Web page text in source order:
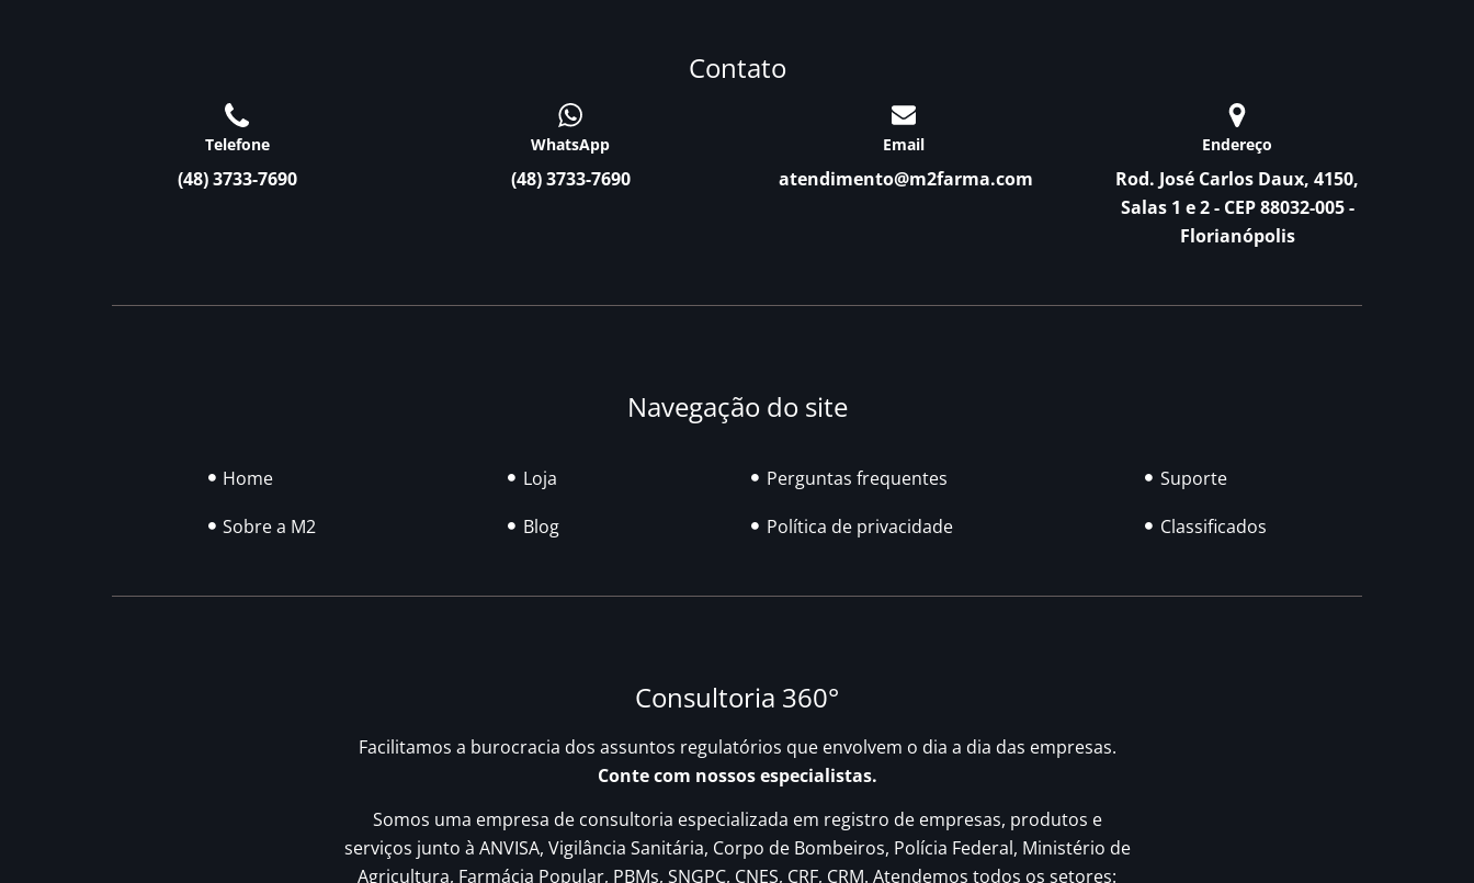
Contato
Telefone
(48) 3733-7690
WhatsApp
(48) 3733-7690
Email
atendimento@m2farma.com
Endereço
Rod. José Carlos Daux, 4150,
Salas 1 e 2 - CEP 88032-005 -
Florianópolis
Navegação do site
Home
Sobre a M2
Loja
Blog
Perguntas frequentes
Política de privacidade
Suporte
Classificados
Consultoria 360°
Facilitamos a burocracia dos assuntos regulatórios que envolvem o dia a dia das empresas.
Conte com nossos especialistas.
Somos uma empresa de consultoria especializada em registro de empresas, produtos e
serviços junto à ANVISA, Vigilância Sanitária, Corpo de Bombeiros, Polícia Federal, Ministério de
Agricultura, Farmácia Popular, PBMs, SNGPC, CNES, CRF, CRM. Atendemos todos os setores: